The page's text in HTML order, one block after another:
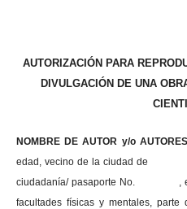
AUTORIZACIÓN PARA
DIVULGACIÓN DE UNA
NOMBRE DE AUTOR y/o
edad, vecino de la ciudad
ciudadanía/ pasaporte No.
facultades físicas y mentales,